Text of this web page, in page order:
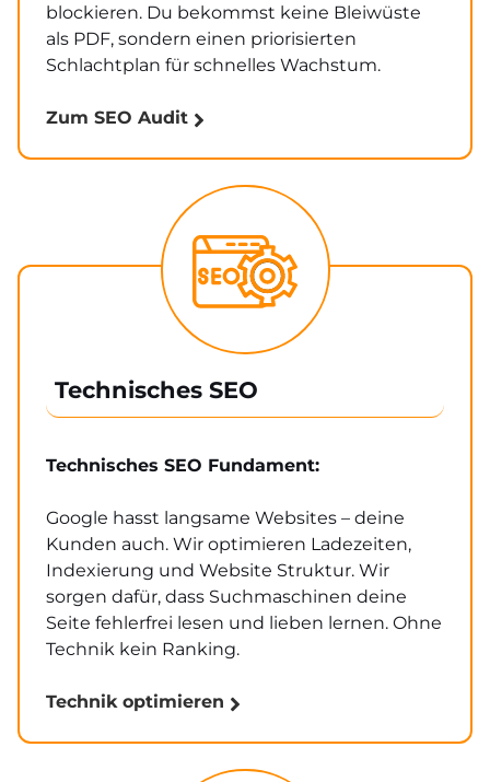
blockieren. Du bekommst keine Bleiwüste
als PDF, sondern einen priorisierten
Schlachtplan für schnelles Wachstum.
Zum SEO Audit
Technisches SEO
Technisches SEO Fundament:
Google hasst langsame Websites – deine
Kunden auch. Wir optimieren Ladezeiten,
Indexierung und Website Struktur. Wir
sorgen dafür, dass Suchmaschinen deine
Seite fehlerfrei lesen und lieben lernen. Ohne
Technik kein Ranking.
Technik optimieren